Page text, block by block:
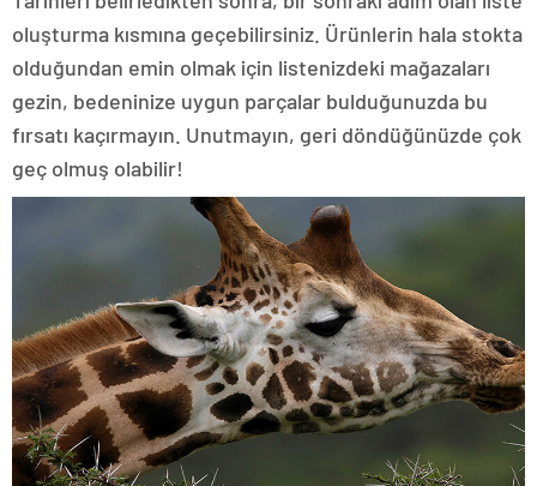
oluşturma kısmına geçebilirsiniz. Ürünlerin hala stokta
olduğundan emin olmak için listenizdeki mağazaları
gezin, bedeninize uygun parçalar bulduğunuzda bu
fırsatı kaçırmayın. Unutmayın, geri döndüğünüzde çok
geç olmuş olabilir!